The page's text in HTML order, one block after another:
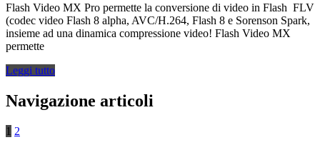
Flash Video MX Pro permette la conversione di video in Flash FLV
(codec video Flash 8 alpha, AVC/H.264, Flash 8 e Sorenson Spark,
insieme ad una dinamica compressione video! Flash Video MX
permette
Leggi tutto
Navigazione articoli
1 2